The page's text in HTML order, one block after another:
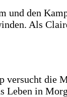
den
Als
versucht die
Leben in